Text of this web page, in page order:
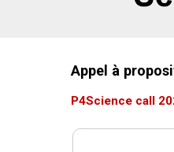
Appel à
P4Science call